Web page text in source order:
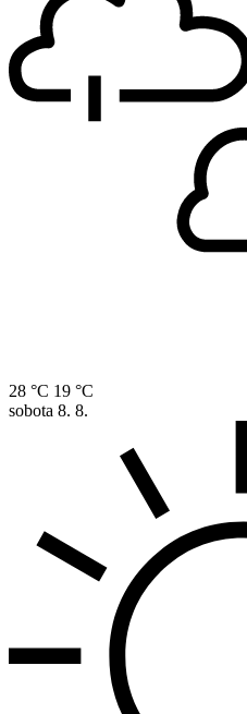
28 °C 19 °C
sobota 8. 8.